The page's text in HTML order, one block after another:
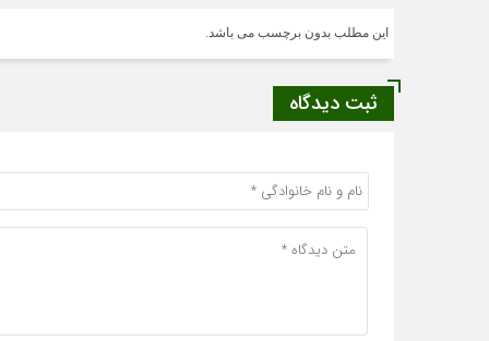
این مطلب بدون برچسب می باشد.
ثبت دیدگاه